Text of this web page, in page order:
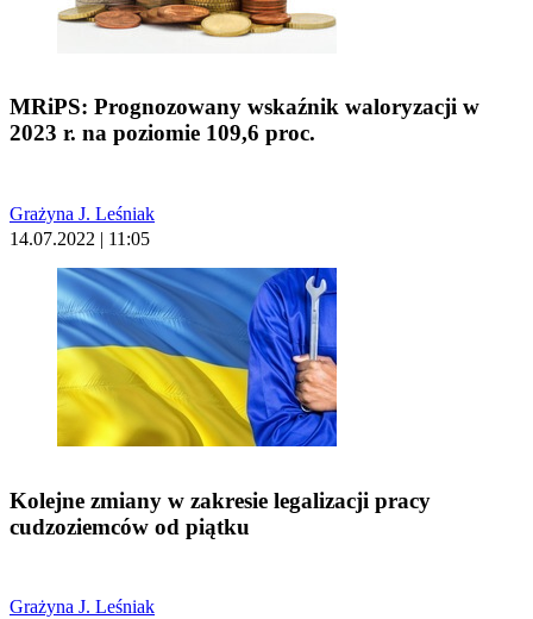
MRiPS: Prognozowany wskaźnik waloryzacji w
2023 r. na poziomie 109,6 proc.
Grażyna J. Leśniak
14.07.2022 | 11:05
Kolejne zmiany w zakresie legalizacji pracy
cudzoziemców od piątku
Grażyna J. Leśniak